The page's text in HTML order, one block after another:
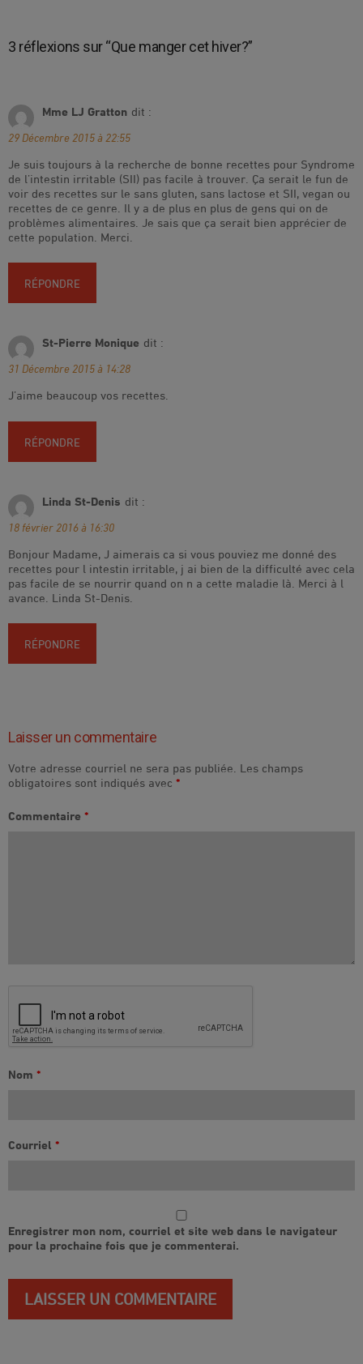
3 réflexions sur “Que manger cet hiver?”
Mme LJ Gratton dit :
29 Décembre 2015 à 22:55
Je suis toujours à la recherche de bonne recettes pour Syndrome
de l’intestin irritable (SII) pas facile à trouver. Ça serait le fun de
voir des recettes sur le sans gluten, sans lactose et SII, vegan ou
recettes de ce genre. Il y a de plus en plus de gens qui on de
problèmes alimentaires. Je sais que ça serait bien apprécier de
cette population. Merci.
RÉPONDRE
St-Pierre Monique dit :
31 Décembre 2015 à 14:28
J’aime beaucoup vos recettes.
RÉPONDRE
Linda St-Denis dit :
18 février 2016 à 16:30
Bonjour Madame, J aimerais ca si vous pouviez me donné des
recettes pour l intestin irritable, j ai bien de la difficulté avec cela
pas facile de se nourrir quand on n a cette maladie là. Merci à l
avance. Linda St-Denis.
RÉPONDRE
Laisser un commentaire
Votre adresse courriel ne sera pas publiée. Les champs
obligatoires sont indiqués avec *
Commentaire *
Nom *
Courriel *
Enregistrer mon nom, courriel et site web dans le navigateur
pour la prochaine fois que je commenterai.